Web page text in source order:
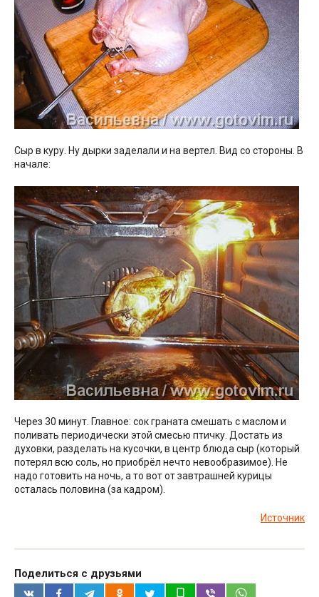
Сыр в куру. Ну дырки заделали и на вертел. Вид со стороны. В
начале:
Через 30 минут. Главное: сок граната смешать с маслом и
поливать периодически этой смесью птичку. Достать из
духовки, разделать на кусочки, в центр блюда сыр (который
потерял всю соль, но приобрёл нечто невообразимое). Не
надо готовить на ночь, а то вот от завтрашней курицы
осталась половина (за кадром).
Источник
Поделиться с друзьями